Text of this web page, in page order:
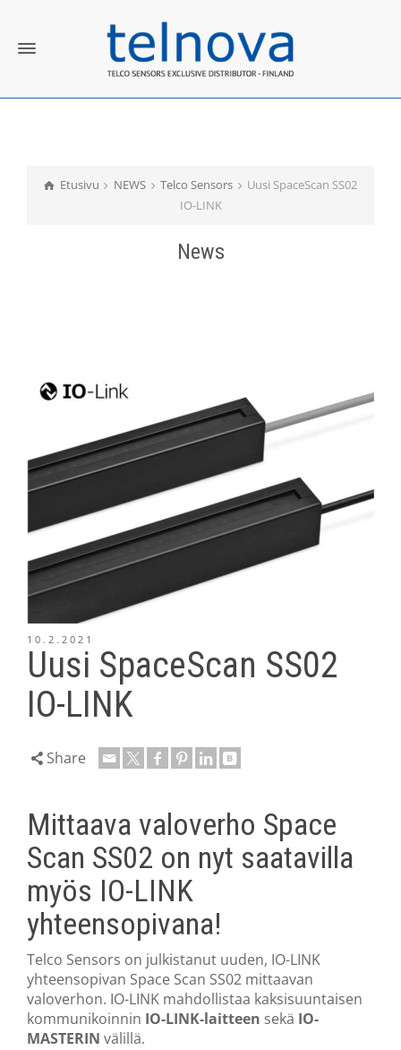
Etusivu NEWS Telco Sensors
Uusi SpaceScan SS02
IO-LINK
News
10.2.2021
Uusi SpaceScan SS02
IO-LINK
Share
Mittaava valoverho Space
Scan SS02 on nyt saatavilla
myös IO-LINK
yhteensopivana!
Telco Sensors on julkistanut uuden, IO-LINK
yhteensopivan Space Scan SS02 mittaavan
valoverhon. IO-LINK mahdollistaa kaksisuuntaisen
kommunikoinnin IO-LINK-laitteen sekä IO-
MASTERIN välillä.